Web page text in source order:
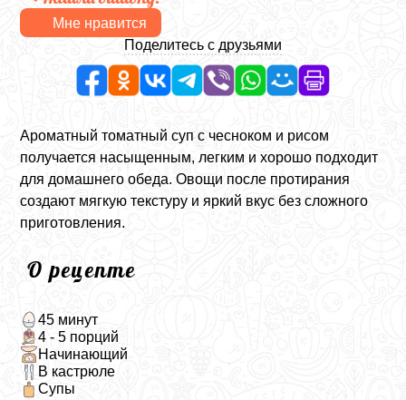
Мне нравится
Поделитесь с друзьями
Ароматный томатный суп с чесноком и рисом
получается насыщенным, легким и хорошо подходит
для домашнего обеда. Овощи после протирания
создают мягкую текстуру и яркий вкус без сложного
приготовления.
О рецепте
45 минут
4 - 5 порций
Начинающий
В кастрюле
Супы